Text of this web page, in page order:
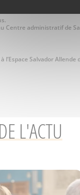
Centre administratif de
Salvador
L'ACTU